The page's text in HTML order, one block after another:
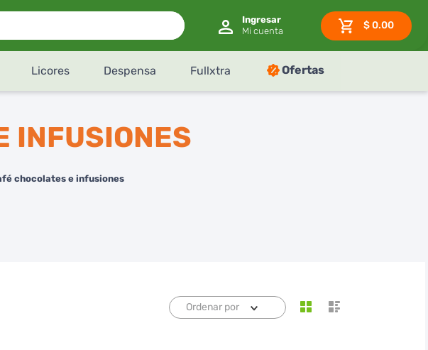
?
domicilio
$0.00
Licores Despensa Fullxtra Ofertas
INFUSIONES
chocolates e infusiones
Ordenar por